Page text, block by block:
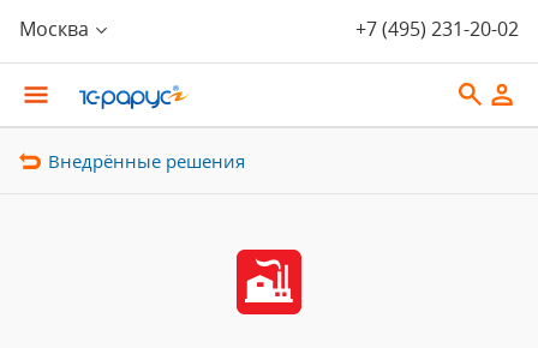
Москва +7 (495) 231-20-02
Внедрённые решения